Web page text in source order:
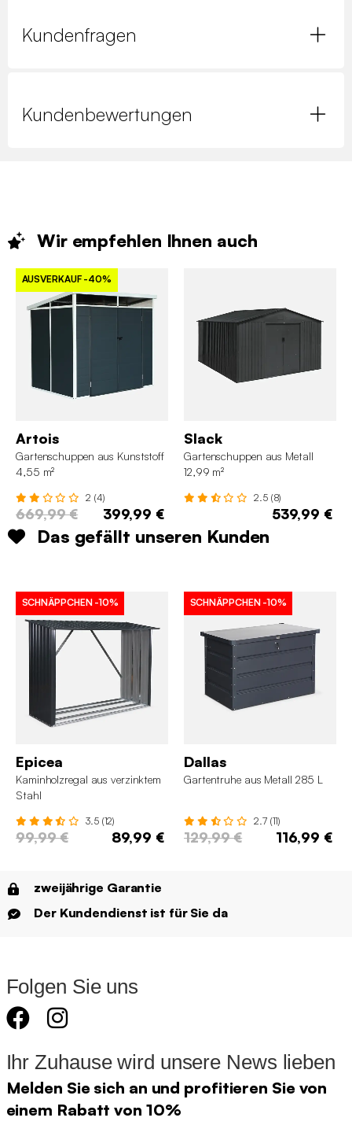
Kundenfragen
Kundenbewertungen
Wir empfehlen Ihnen auch
AUSVERKAUF -40%
Artois
Gartenschuppen aus Kunststoff
4,55 m²
2 (4)
669,99 € 399,99 €
Slack
Gartenschuppen aus Metall
12,99 m²
2.5 (8)
539,99 €
Das gefällt unseren Kunden
SCHNÄPPCHEN -10%
Epicea
Kaminholzregal aus verzinktem
Stahl
3.5 (12)
99,99 € 89,99 €
SCHNÄPPCHEN -10%
Dallas
Gartentruhe aus Metall 285 L
2.7 (11)
129,99 € 116,99 €
zweijährige Garantie
Der Kundendienst ist für Sie da
Folgen Sie uns
Ihr Zuhause wird unsere News lieben
Melden Sie sich an und profitieren Sie von
einem Rabatt von 10%